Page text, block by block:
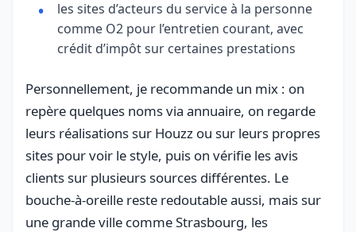
les sites d’acteurs du service à la personne
comme O2 pour l’entretien courant, avec
crédit d’impôt sur certaines prestations
Personnellement, je recommande un mix : on
repère quelques noms via annuaire, on regarde
leurs réalisations sur Houzz ou sur leurs propres
sites pour voir le style, puis on vérifie les avis
clients sur plusieurs sources différentes. Le
bouche-à-oreille reste redoutable aussi, mais sur
une grande ville comme Strasbourg, les